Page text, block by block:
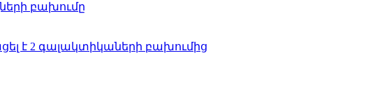
բախումը
է 2 գալակտիկաների բախումից